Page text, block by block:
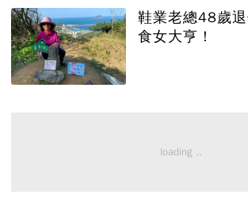
鞋業老總48歲
食女大亨！